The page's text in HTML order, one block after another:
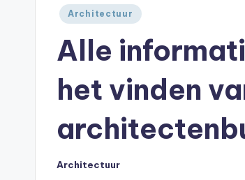
Geplaatst
Architectuur
Alle
het vinden
Geplaatst
Architectuur